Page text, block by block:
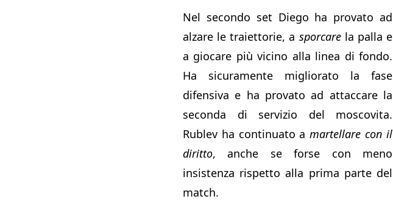
Nel secondo set Diego ha provato ad
alzare le traiettorie, a sporcarela palla e
a giocare più vicino alla linea di fondo.
Ha sicuramente migliorato la fase
difensiva e ha provato ad attaccare la
seconda di servizio del moscovita.
Rublev ha continuato amartellare con il
diritto, anche se forse con meno
insistenza rispetto alla prima parte del
match.